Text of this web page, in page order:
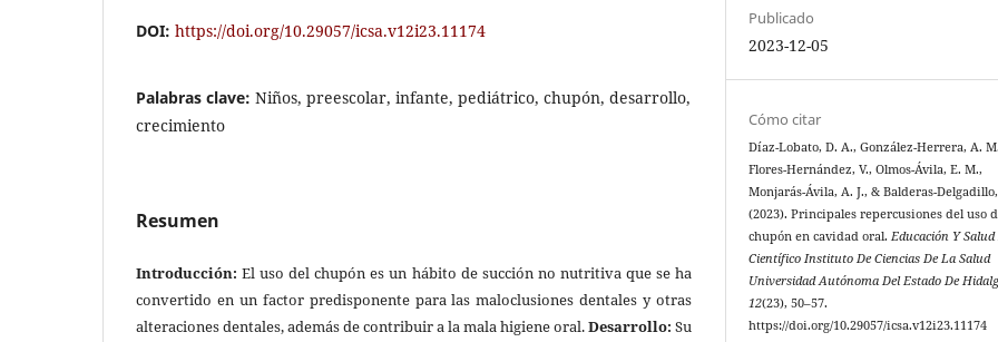
DOI: https://doi.org/10.29057/icsa.v12i23.11174
Palabras clave: Niños, preescolar, infante, pediátrico, chupón, desarrollo,
crecimiento
Resumen
Introducción:El uso del chupón es un hábito de succión no nutritiva que se ha
convertido en un factor predisponente para las maloclusiones dentales y otras
alteraciones dentales, además de contribuir a la mala higiene oral.Desarrollo: Su
Publicado
2023-12-05
Cómo citar
Díaz-Lobato, D. A., González-Herrera, A.
Flores-Hernández, V., Olmos-Ávila, E. M.,
Monjarás-Ávila, A. J., & Balderas-Delgadillo,
(2023). Principales repercusiones del uso
chupón en cavidad oral.Educación Y
Científico Instituto De Ciencias De La Salud
Universidad Autónoma Del Estado De
12(23), 50–57.
https://doi.org/10.29057/icsa.v12i23.11174